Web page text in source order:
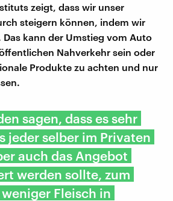
zeigt, dass wir unser
steigern können, indem wir
kann der Umstieg vom Auto
Nahverkehr sein oder
Produkte zu achten und nur
sagen, dass es sehr
jeder selber im Privaten
auch das Angebot
werden sollte, zum
Fleisch in